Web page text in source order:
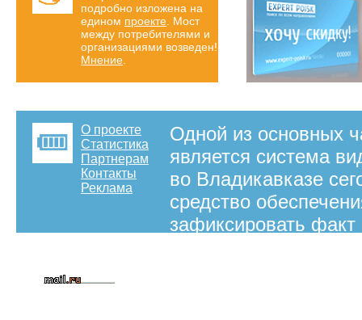
подробно изложена на
едином проекте . Мост
между потребителями и
организациями возведен!
Мнение
О проекте
Статистика
Партнерам
Контакты
Реклама
Одной из основных
является система
во Владикавказе
средство
зафиксировать факт